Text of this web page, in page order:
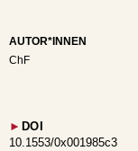
AUTOR*INNEN
ChF
► DOI
10.1553/0x001985c3